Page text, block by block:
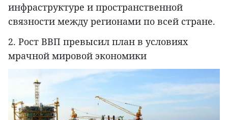
инфраструктуре и пространственной
связности между регионами по всей стране.
2. Рост ВВП превысил план в условиях
мрачной мировой экономики